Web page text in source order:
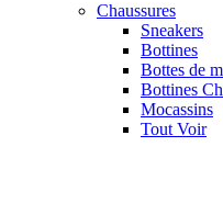
Chaussures
Sneakers
Bottines
Bottes de
Bottines
Mocassins
Tout Voir